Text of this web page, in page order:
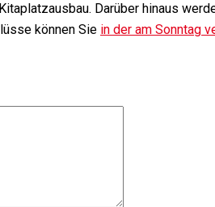
Darüber hinaus
können Sie in der am Sonntag